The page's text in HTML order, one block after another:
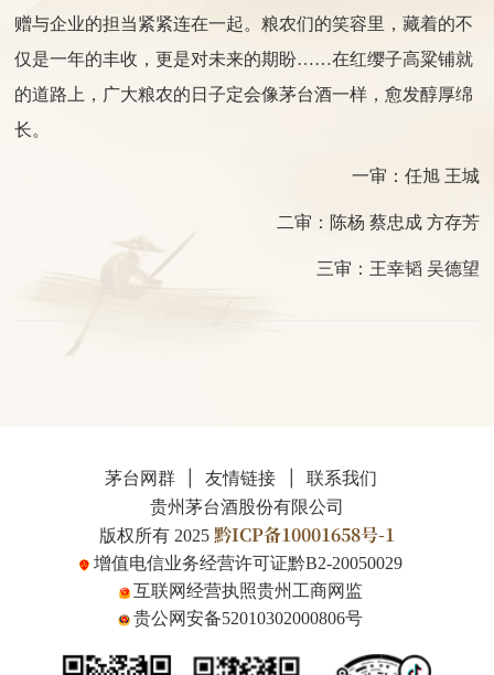
赠与企业的担当紧紧连在一起。粮农们的笑容里，藏着的不
仅是一年的丰收，更是对未来的期盼……在红缨子高粱铺就
的道路上， 广大粮农的 日子定会像茅台酒一样，愈发醇厚绵
长。
一审：任旭 王城
二审：陈杨 蔡忠成 方存芳
三审：王幸韬 吴德望
茅台网群 | 友情链接 |
联系我们
贵州茅台酒股份有限公司
版权所有 2025 黔ICP备10001658号-1
增值电信业务经营许可证黔B2-20050029
互联网经营执照贵州工商网监
贵公网安备52010302000806号